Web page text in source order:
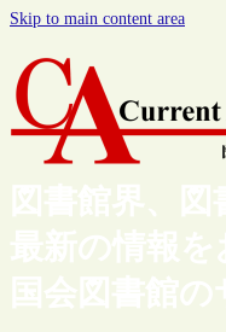
Skip to main content area
図書館界、
最新の情報
国会図書館の